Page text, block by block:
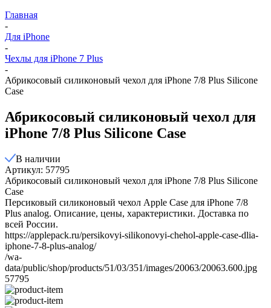
Главная
-
Для iPhone
-
Чехлы для iPhone 7 Plus
-
Абрикосовый силиконовый чехол для iPhone 7/8 Plus Silicone
Case
Абрикосовый силиконовый чехол для
iPhone 7/8 Plus Silicone Case
В наличии
Артикул: 57795
Абрикосовый силиконовый чехол для iPhone 7/8 Plus Silicone
Case
Персиковый силиконовый чехол Apple Case для iPhone 7/8
Plus analog. Описание, цены, характеристики. Доставка по
всей России.
https://applepack.ru/persikovyi-silikonovyi-chehol-apple-case-dlia-
iphone-7-8-plus-analog/
/wa-
data/public/shop/products/51/03/351/images/20063/20063.600.jpg
57795